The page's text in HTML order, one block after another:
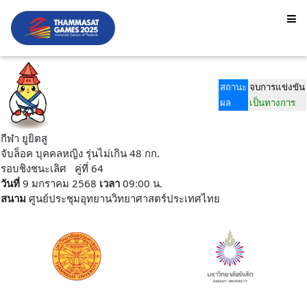
สถานะ จบการแข่งขัน
ผล
เป็นทางการ
กีฬา ยูยิตสู
จับล็อค บุคคลหญิง รุ่นไม่เกิน 48 กก.
รอบชิงชนะเลิศ คู่ที่ 64
วันที่ 9 มกราคม 2568 เวลา 09:00 น.
สนาม ศูนย์ประชุมอุทยานวิทยาศาสตร์ประเทศไทย